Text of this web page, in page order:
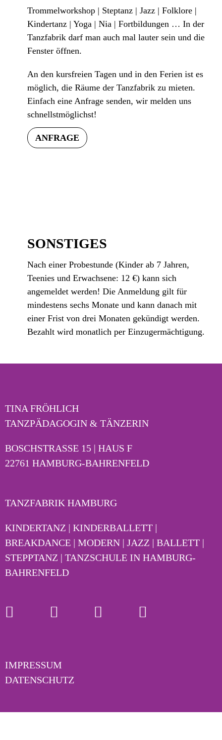
Trommelworkshop | Steptanz | Jazz | Folklore |
Kindertanz | Yoga | Nia | Fortbildungen … In der
Tanzfabrik darf man auch mal lauter sein und die
Fenster öffnen.
An den kursfreien Tagen und in den Ferien ist es
möglich, die Räume der Tanzfabrik zu mieten.
Einfach eine Anfrage senden, wir melden uns
schnellstmöglichst!
ANFRAGE
SONSTIGES
Nach einer Probestunde (Kinder ab 7 Jahren,
Teenies und Erwachsene: 12 €) kann sich
angemeldet werden! Die Anmeldung gilt für
mindestens sechs Monate und kann danach mit
einer Frist von drei Monaten gekündigt werden.
Bezahlt wird monatlich per Einzugermächtigung.
TINA FRÖHLICH
TANZPÄDAGOGIN & TÄNZERIN
BOSCHSTRASSE 15 | HAUS F
22761 HAMBURG-BAHRENFELD
TANZFABRIK HAMBURG
KINDERTANZ | KINDERBALLETT |
BREAKDANCE | MODERN | JAZZ | BALLETT |
STEPPTANZ | TANZSCHULE IN HAMBURG-
BAHRENFELD
IMPRESSUM
DATENSCHUTZ